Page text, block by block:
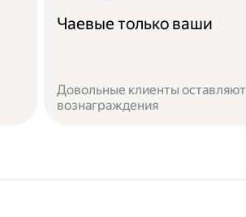
Чаевые только ваши
Довольные клиенты оставляют
вознаграждения